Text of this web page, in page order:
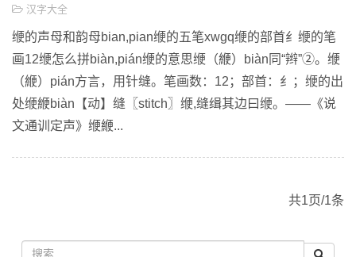
汉字大全
缏的声母和韵母bian,pian缏的五笔xwgq缏的部首纟缏的笔
画12缏怎么拼biàn,pián缏的意思缏（緶）biàn同“辫”②。缏
（緶）pián方言，用针缝。笔画数：12；部首：纟；缏的出
处缏緶biàn【动】缝〖stitch〗缏,缝缉其边曰缏。——《说
文通训定声》缏緶...
共1页/1条